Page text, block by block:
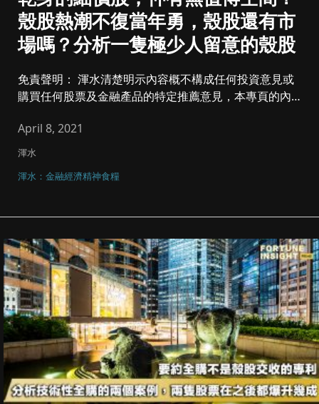
殼股熱潮不復當年勇，殼股還有市
場嗎？分析一隻極少人留意的殼股
免責聲明： 渾水清楚明示內容概不構成任何投資意見或
購買任何股票及金融產品的特定推薦意見，本專頁的內容
April 8, 2021
渾水
渾水：金融經濟精神食糧